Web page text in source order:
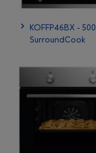
KOFFP46BX - 500
SurroundCook